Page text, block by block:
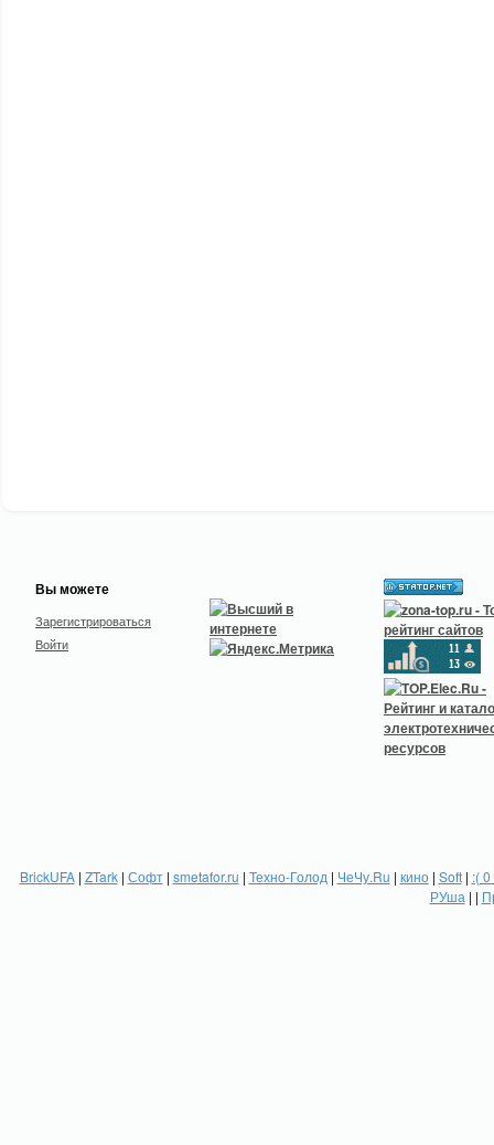
Вы можете
Зарегистрироваться
Войти
BrickUFA| ZTark| Софт| smetafor.ru | Техно-Голод | ЧеЧу.Ru | кино| Soft| :(
РУша | |